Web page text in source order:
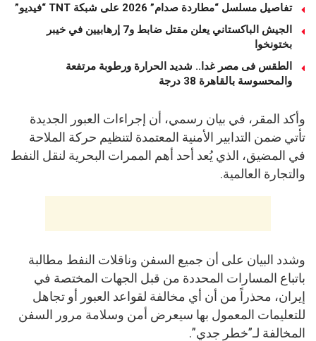
تفاصيل مسلسل “مطاردة صدام” 2026 على شبكة TNT “فيديو”
الجيش الباكستاني يعلن مقتل ضابط و7 إرهابيين في خيبر
بختونخوا
الطقس فى مصر غدا.. شديد الحرارة ورطوبة مرتفعة
والمحسوسة بالقاهرة 38 درجة
وأكد المقر، في بيان رسمي، أن إجراءات العبور الجديدة
تأتي ضمن التدابير الأمنية المعتمدة لتنظيم حركة الملاحة
في المضيق، الذي يُعد أحد أهم الممرات البحرية لنقل النفط
والتجارة العالمية.
وشدد البيان على أن جميع السفن وناقلات النفط مطالبة
باتباع المسارات المحددة من قبل الجهات المختصة في
إيران، محذراً من أن أي مخالفة لقواعد العبور أو تجاهل
للتعليمات المعمول بها سيعرض أمن وسلامة مرور السفن
المخالفة لـ”خطر جدي”.